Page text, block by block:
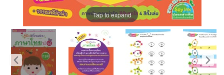
Tap to expand